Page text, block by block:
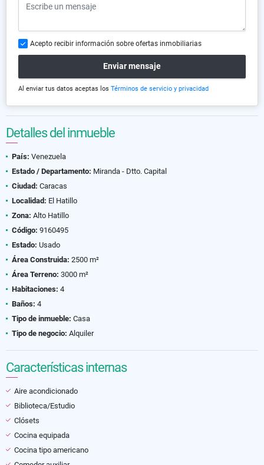
Acepto recibir información sobre ofertas inmobiliarias
Enviar mensaje
Al enviar tus datos aceptas los Términos de servicio y privacidad
Detalles del inmueble
País: Venezuela
Estado / Departamento: Miranda - Dtto. Capital
Ciudad: Caracas
Localidad: El Hatillo
Zona: Alto Hatillo
Código: 9160495
Estado: Usado
Área Construida: 2500 m²
Área Terreno: 3000 m²
Habitaciones: 4
Baños: 4
Tipo de inmueble: Casa
Tipo de negocio: Alquiler
Características internas
Aire acondicionado
Biblioteca/Estudio
Clósets
Cocina equipada
Cocina tipo americano